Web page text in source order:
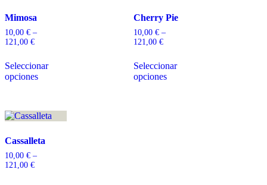
Mimosa
10,00 € –
121,00 €
Seleccionar
opciones
Cherry Pie
10,00 € –
121,00 €
Seleccionar
opciones
Cassalleta
10,00 € –
121,00 €